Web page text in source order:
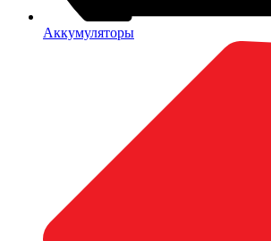
Аккумуляторы